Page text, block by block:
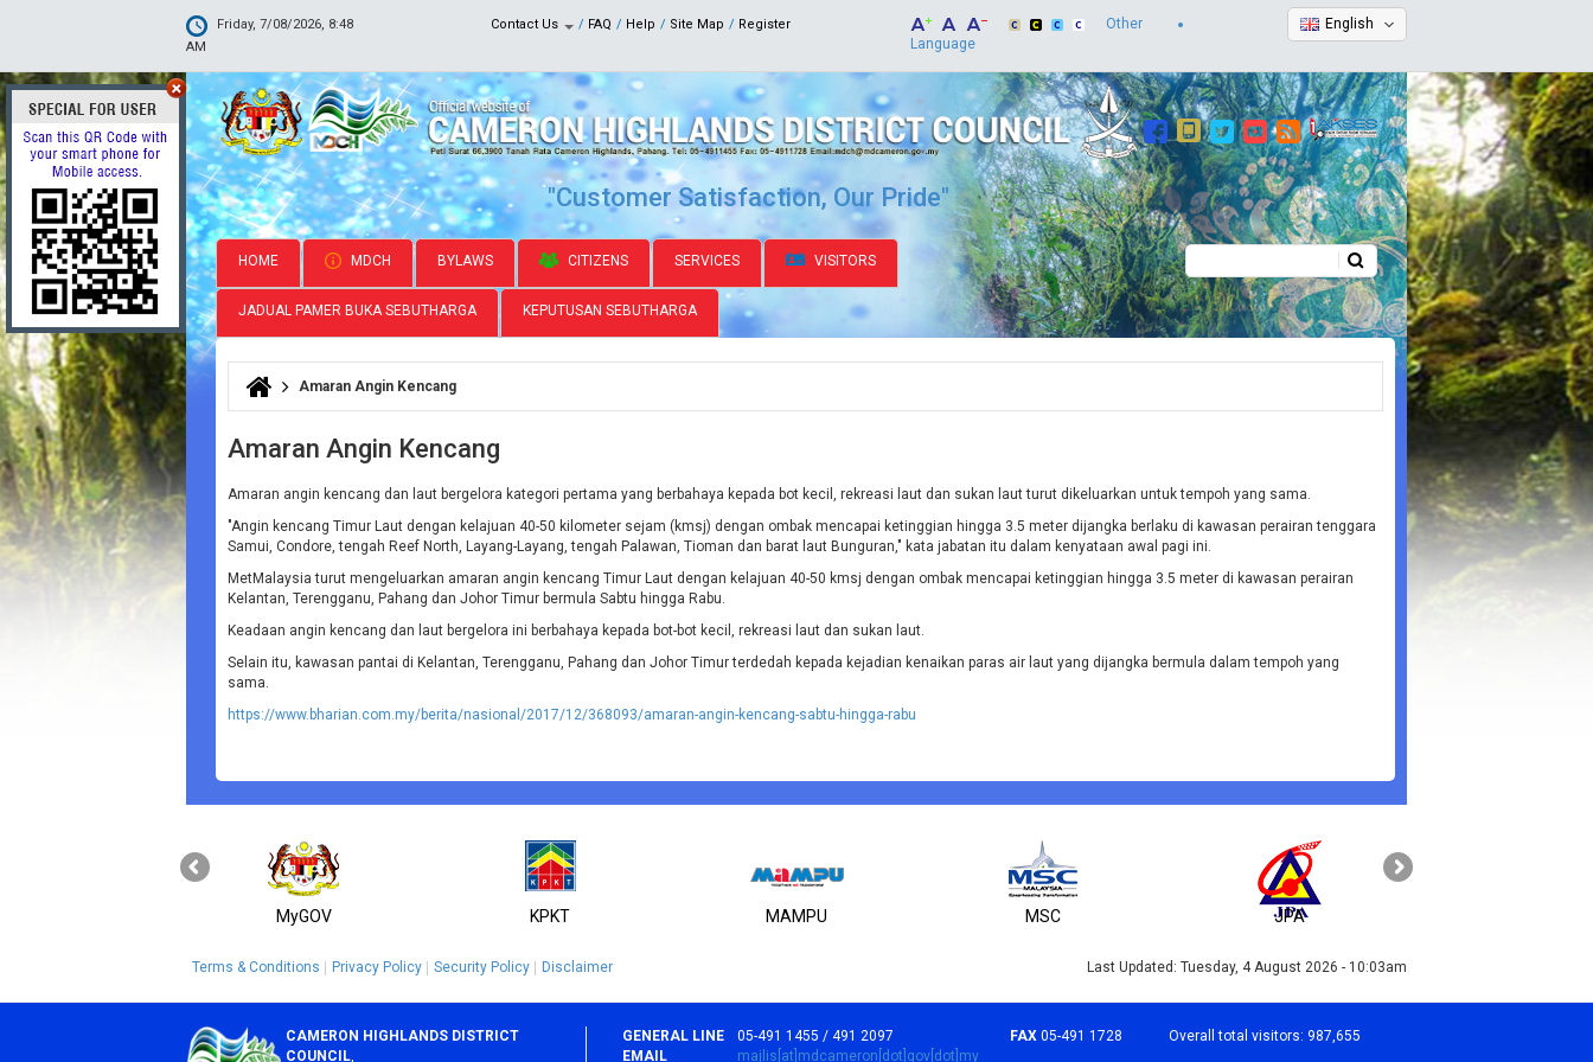
Friday, 7/08/2026, 8:48
AM
Contact Us FAQ Help Site Map Register English
Other
Language
"Customer Satisfaction, Our Pride"
HOME MDCH BYLAWS CITIZENS SERVICES VISITORS
JADUAL PAMER BUKA SEBUTHARGA KEPUTUSAN SEBUTHARGA
Search form
You are here
Amaran Angin Kencang
Amaran Angin Kencang
Amaran angin kencang dan laut bergelora kategori pertama yang berbahaya kepada bot kecil, rekreasi laut dan sukan laut turut dikeluarkan untuk tempoh yang sama.
"Angin kencang Timur Laut dengan kelajuan 40-50 kilometer sejam (kmsj) dengan ombak mencapai ketinggian hingga 3.5 meter dijangka berlaku di kawasan perairan tenggara
Samui, Condore, tengah Reef North, Layang-Layang, tengah Palawan, Tioman dan barat laut Bunguran," kata jabatan itu dalam kenyataan awal pagi ini.
MetMalaysia turut mengeluarkan amaran angin kencang Timur Laut dengan kelajuan 40-50 kmsj dengan ombak mencapai ketinggian hingga 3.5 meter di kawasan perairan
Kelantan, Terengganu, Pahang dan Johor Timur bermula Sabtu hingga Rabu.
Keadaan angin kencang dan laut bergelora ini berbahaya kepada bot-bot kecil, rekreasi laut dan sukan laut.
Selain itu, kawasan pantai di Kelantan, Terengganu, Pahang dan Johor Timur terdedah kepada kejadian kenaikan paras air laut yang dijangka bermula dalam tempoh yang
sama.
https://www.bharian.com.my/berita/nasional/2017/12/368093/amaran-angin-kencang-sabtu-hingga-rabu
MyGOV KPKT MAMPU MSC JPA
Terms & Conditions Privacy Policy Security Policy Disclaimer Last Updated: Tuesday, 4 August 2026 - 10:03am
CAMERON HIGHLANDS DISTRICT
COUNCIL,
GENERAL LINE 05-491 1455 / 491 2097 FAX 05-491 1728
EMAIL
majlis[at]mdcameron[dot]gov[dot]my
Overall total visitors: 987,655